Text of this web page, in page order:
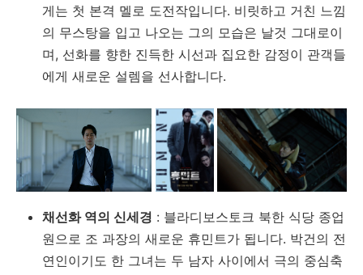
게는 첫 본격 멜로 도전작입니다. 비릿하고 거친 느낌
의 무스탕을 입고 나오는 그의 모습은 날것 그대로이
며, 선화를 향한 진득한 시선과 집요한 감정이 관객들
에게 새로운 설렘을 선사합니다.
채선화 역의 신세경 : 블라디보스토크 북한 식당 종업
원으로 조 과장의 새로운 휴민트가 됩니다. 박건의 전
연인이기도 한 그녀는 두 남자 사이에서 극의 중심축